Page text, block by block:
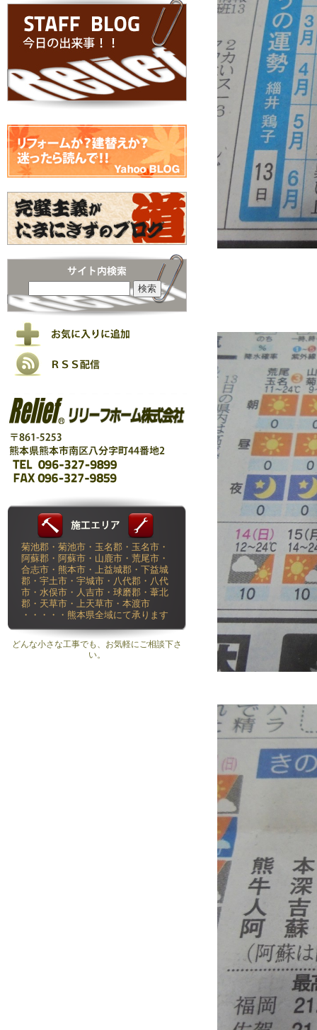
菊池郡・菊池市・玉名郡・玉名市・
阿蘇郡・阿蘇市・山鹿市・荒尾市・
合志市・熊本市・上益城郡・下益城
郡・宇土市・宇城市・八代郡・八代
市・水俣市・人吉市・球磨郡・葦北
郡・天草市・上天草市・本渡市
・・・・・熊本県全域にて承ります
どんな小さな工事でも、お気軽にご相談下さ
い。